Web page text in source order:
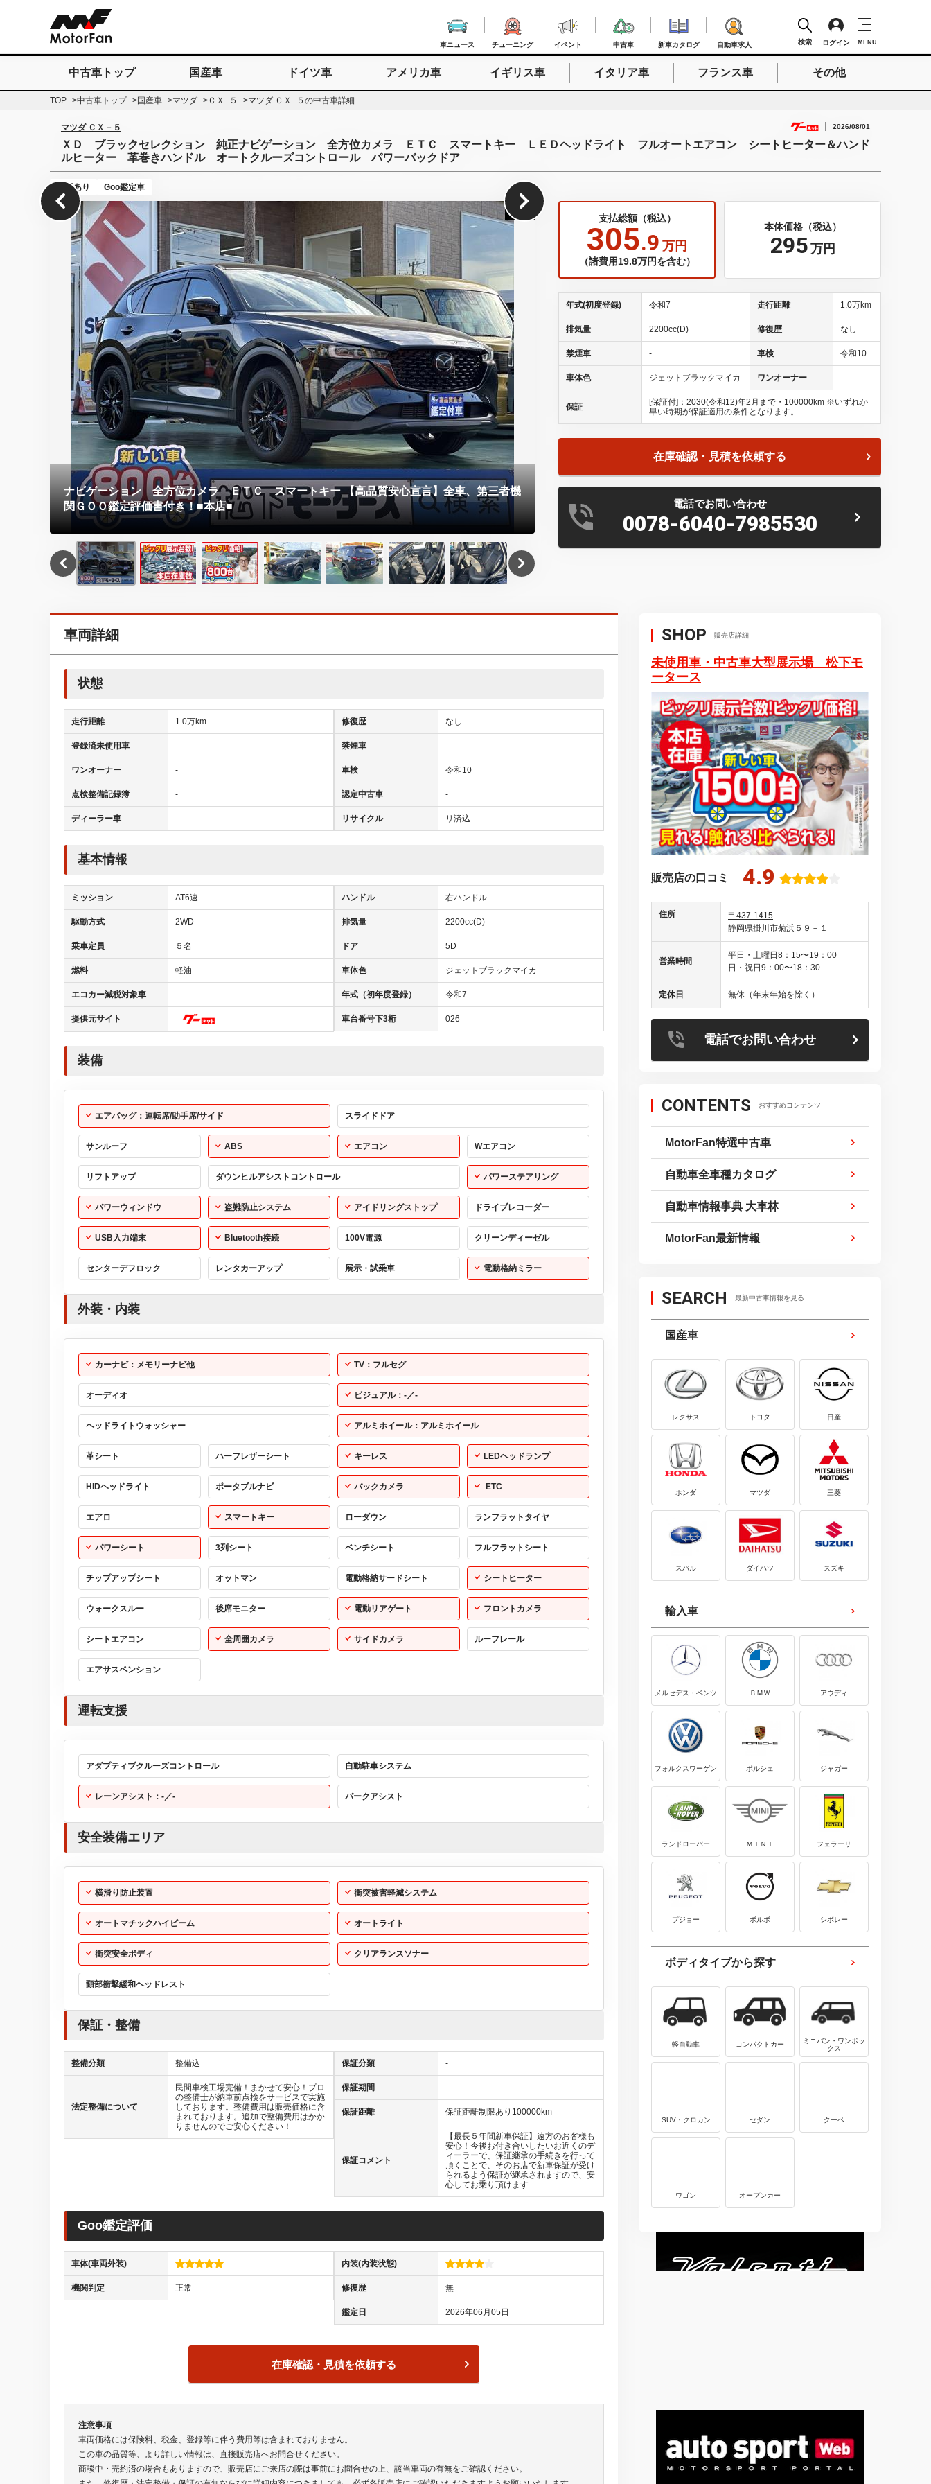
車ニュース チューニング イベント 中古車 新車カタログ 自動車求人 検索 ログイン MENU
検索したいキーワードを入力
中古車トップ 国産車 ドイツ車 アメリカ車 イギリス車 イタリア車 フランス車 その他
TOP 中古車トップ 国産車 マツダ ＣＸ−５ マツダ ＣＸ−５の中古車詳細
マツダ ＣＸ－５ 2026/08/01
ＸＤ ブラックセレクション 純正ナビゲーション 全方位カメラ ＥＴＣ スマートキー ＬＥＤヘッドライト フルオートエアコン シートヒーター＆ハンド
ルヒーター 革巻きハンドル オートクルーズコントロール パワーバックドア
保証あり Goo鑑定車
ナビゲーション 全方位カメラ ＥＴＣ スマートキー 【高品質安心宣言】全車、第三者機
関ＧＯＯ鑑定評価書付き！■本店■
示しています！見て、触れて、比べてお選びいただけます！ディーラーにあ
なくてもここに来れば全部見れます！★
57
支払総額（税込）
305.9 万円
（諸費用19.8万円を含む）
本体価格（税込）
295 万円
年式(初度登録) 令和7 走行距離 1.0万km
排気量 2200cc(D) 修復歴 なし
禁煙車 - 車検 令和10
車体色 ジェットブラックマイカ ワンオーナー -
保証
[保証付]：2030(令和12)年2月まで・100000km ※いずれか
早い時期が保証適用の条件となります。
在庫確認・見積を依頼する
電話でお問い合わせ
0078-6040-7985530
車両詳細
状態
走行距離 1.0万km
登録済未使用車 -
ワンオーナー -
点検整備記録簿 -
ディーラー車 -
修復歴 なし
禁煙車 -
車検 令和10
認定中古車 -
リサイクル リ済込
基本情報
ミッション AT6速
駆動方式 2WD
乗車定員 ５名
燃料 軽油
エコカー減税対象車 -
提供元サイト
ハンドル 右ハンドル
排気量 2200cc(D)
ドア 5D
車体色 ジェットブラックマイカ
年式（初年度登録） 令和7
車台番号下3桁 026
装備
エアバッグ：運転席/助手席/サイド スライドドア
サンルーフ ABS エアコン Wエアコン
リフトアップ ダウンヒルアシストコントロール パワーステアリング
パワーウィンドウ 盗難防止システム アイドリングストップ ドライブレコーダー
USB入力端末 Bluetooth接続 100V電源 クリーンディーゼル
センターデフロック レンタカーアップ 展示・試乗車 電動格納ミラー
外装・内装
カーナビ：メモリーナビ他 TV：フルセグ
オーディオ ビジュアル：-／-
ヘッドライトウォッシャー アルミホイール：アルミホイール
革シート ハーフレザーシート キーレス LEDヘッドランプ
HIDヘッドライト ポータブルナビ バックカメラ ETC
エアロ スマートキー ローダウン ランフラットタイヤ
パワーシート 3列シート ベンチシート フルフラットシート
チップアップシート オットマン 電動格納サードシート シートヒーター
ウォークスルー 後席モニター 電動リアゲート フロントカメラ
シートエアコン 全周囲カメラ サイドカメラ ルーフレール
エアサスペンション
運転支援
アダプティブクルーズコントロール 自動駐車システム
レーンアシスト：-／- パークアシスト
安全装備エリア
横滑り防止装置 衝突被害軽減システム
オートマチックハイビーム オートライト
衝突安全ボディ クリアランスソナー
頸部衝撃緩和ヘッドレスト
保証・整備
整備分類 整備込
法定整備について
民間車検工場完備！まかせて安心！プロ
の整備士が納車前点検をサービスで実施
しております。整備費用は販売価格に含
まれております。追加で整備費用はかか
りませんのでご安心ください！
保証分類 -
保証期間
保証距離 保証距離制限あり100000km
保証コメント
【最長５年間新車保証】遠方のお客様も
安心！今後お付き合いしたいお近くのデ
ィーラーで、保証継承の手続きを行って
頂くことで、そのお店で新車保証が受け
られるよう保証が継承されますので、安
心してお乗り頂けます
Goo鑑定評価
車体(車両外装)
機関判定 正常
内装(内装状態)
修復歴 無
鑑定日 2026年06月05日
在庫確認・見積を依頼する
注意事項
車両価格には保険料、税金、登録等に伴う費用等は含まれておりません。
この車の品質等、より詳しい情報は、直接販売店へお問合せください。
商談中・売約済の場合もありますので、販売店にご来店の際は事前にお問合せの上、該当車両の有無をご確認ください。
SHOP 販売店詳細
未使用車・中古車大型展示場 松下モ
ータース
販売店の口コミ 4.9
住所
〒437-1415
静岡県掛川市菊浜５９－１
営業時間
平日・土曜日8：15〜19：00
日・祝日9：00〜18：30
定休日 無休（年末年始を除く）
電話でお問い合わせ
CONTENTS おすすめコンテンツ
MotorFan特選中古車
自動車全車種カタログ
自動車情報事典 大車林
MotorFan最新情報
SEARCH 最新中古車情報を見る
国産車
レクサス トヨタ 日産
ホンダ マツダ 三菱
スバル ダイハツ スズキ
輸入車
メルセデス・ベンツ ＢＭＷ アウディ
フォルクスワーゲン ポルシェ ジャガー
ランドローバー ＭＩＮＩ フェラーリ
プジョー ボルボ シボレー
ボディタイプから探す
軽自動車 コンパクトカー
ミニバン・ワンボッ
クス
SUV・クロカン セダン クーペ
ワゴン オープンカー